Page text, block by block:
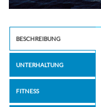
BESCHREIBUNG
UNTERHALTUNG
FITNESS